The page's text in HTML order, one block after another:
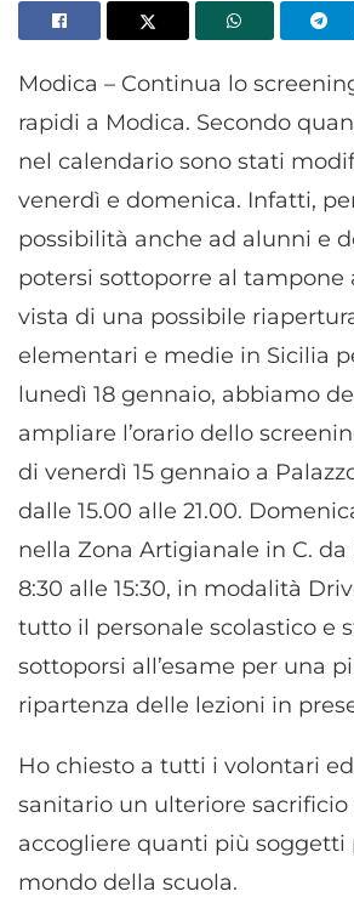
Modica – Continua lo
rapidi a Modica. Secondo
nel calendario sono stati
venerdì e domenica. Infatti,
possibilità anche ad alunni e
potersi sottoporre al tampone
vista di una possibile
elementari e medie in Sicilia
lunedì 18 gennaio, abbiamo
ampliare l’orario dello
di venerdì 15 gennaio a
dalle 15.00 alle 21.00.
nella Zona Artigianale in C.
8:30 alle 15:30, in modalità
tutto il personale scolastico e
sottoporsi all’esame per una
ripartenza delle lezioni in
Ho chiesto a tutti i volontari
sanitario un ulteriore
accogliere quanti più soggetti
mondo della scuola.